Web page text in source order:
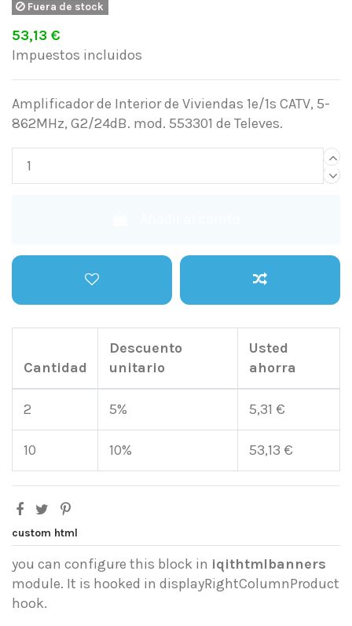
Fuera de stock
53,13 €
Impuestos incluidos
Amplificador de Interior de Viviendas 1e/1s CATV, 5-
862MHz, G2/24dB. mod. 553301 de Televes.
Cantidad
Descuento
unitario
Usted
ahorra
2 5% 5,31 €
10 10% 53,13 €
custom html
you can configure this block in iqithtmlbanners
module. It is hooked in displayRightColumnProduct
hook.